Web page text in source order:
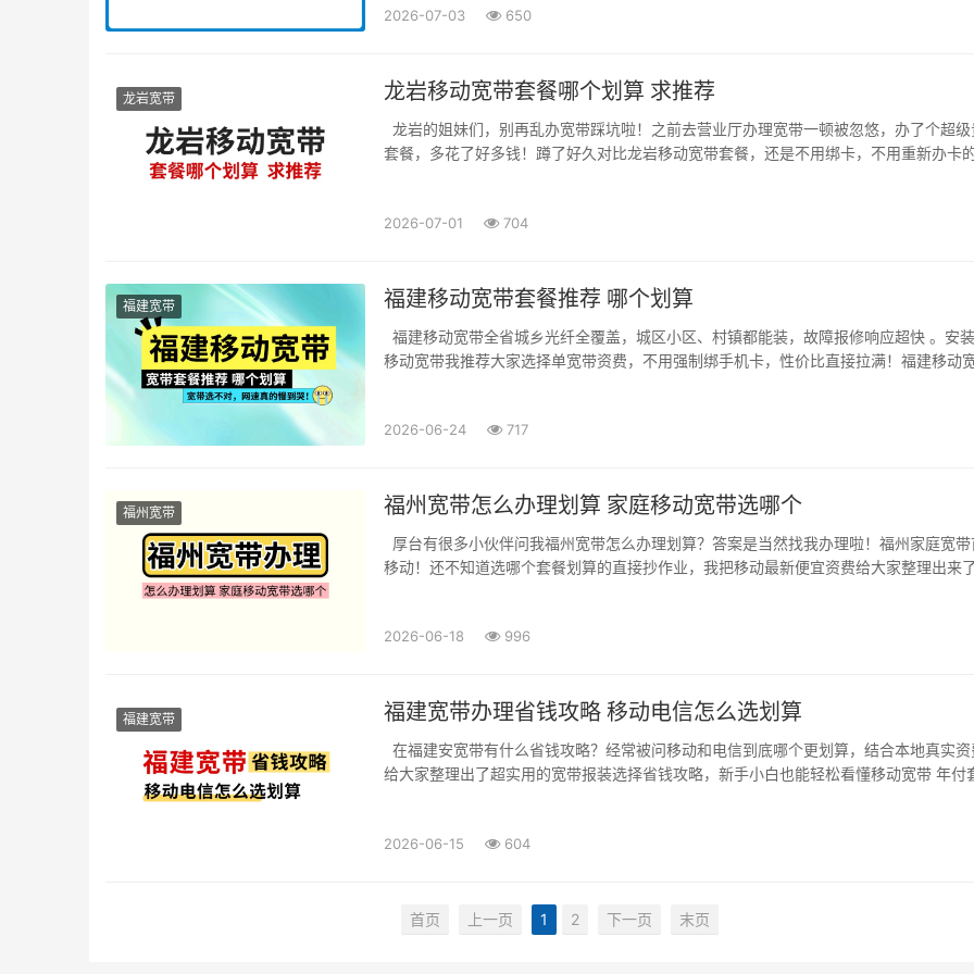
2026-07-03 650
龙岩宽带 龙岩移动宽带套餐哪个划算 求推荐
龙岩的姐妹们，别再乱办宽带踩坑啦！之前去营业厅办理宽带一顿被忽悠，办了个超级
套餐，多花了好多钱！蹲了好久对比龙岩移动宽带套餐，还是不用绑卡，不用重新办卡
2026-07-01 704
福建宽带 福建移动宽带套餐推荐 哪个划算
福建移动宽带全省城乡光纤全覆盖，城区小区、村镇都能装，故障报修响应超快 。安
移动宽带我推荐大家选择单宽带资费，不用强制绑手机卡，性价比直接拉满！福建移动
2026-06-24 717
福州宽带 福州宽带怎么办理划算 家庭移动宽带选哪个
厚台有很多小伙伴问我福州宽带怎么办理划算？答案是当然找我办理啦！福州家庭宽带
移动！还不知道选哪个套餐划算的直接抄作业，我把移动最新便宜资费给大家整理出来
2026-06-18 996
福建宽带 福建宽带办理省钱攻略 移动电信怎么选划算
在福建安宽带有什么省钱攻略？经常被问移动和电信到底哪个更划算，结合本地真实资
给大家整理出了超实用的宽带报装选择省钱攻略，新手小白也能轻松看懂移动宽带 年付
2026-06-15 604
首页 上一页 1 2 下一页 末页